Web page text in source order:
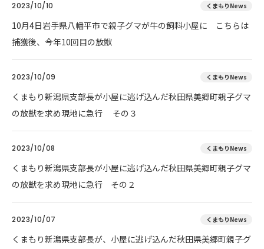
2023/10/10 くまもりNews
10月4日岩手県八幡平市で親子グマが牛の飼料小屋に こちらは
捕獲後、今年10回目の放獣
2023/10/09 くまもりNews
くまもり新潟県支部長が小屋に逃げ込んだ秋田県美郷町親子グマ
の放獣を求め現地に急行 その３
2023/10/08 くまもりNews
くまもり新潟県支部長が小屋に逃げ込んだ秋田県美郷町親子グマ
の放獣を求め現地に急行 その２
2023/10/07 くまもりNews
くまもり新潟県支部長が、小屋に逃げ込んだ秋田県美郷町親子グ